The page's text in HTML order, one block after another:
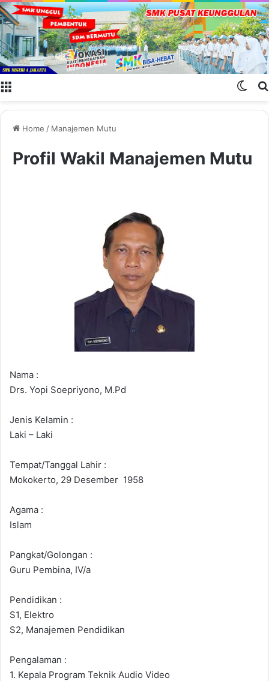
Home / Manajemen Mutu
Profil Wakil Manajemen Mutu
Nama :
Drs. Yopi Soepriyono, M.Pd
Jenis Kelamin :
Laki – Laki
Tempat/Tanggal Lahir :
Mokokerto, 29 Desember 1958
Agama :
Islam
Pangkat/Golongan :
Guru Pembina, IV/a
Pendidikan :
S1, Elektro
S2, Manajemen Pendidikan
Pengalaman :
1. Kepala Program Teknik Audio Video